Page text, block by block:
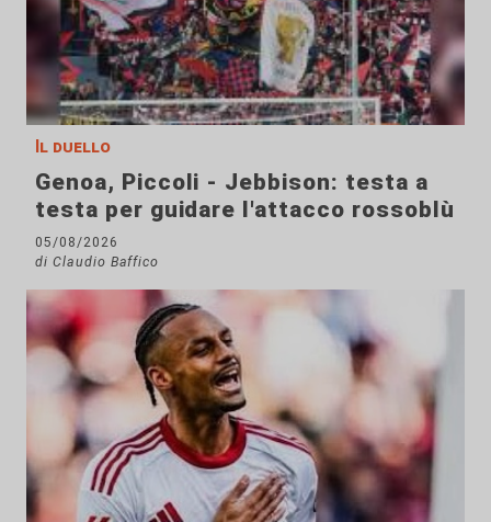
Il duello
Genoa, Piccoli - Jebbison: testa a
testa per guidare l'attacco rossoblù
05/08/2026
di Claudio Baffico